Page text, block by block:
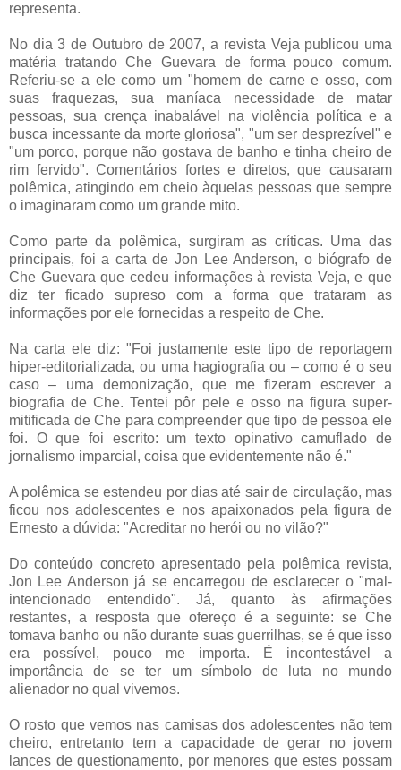
representa.
No dia 3 de Outubro de 2007, a revista Veja publicou uma
matéria tratando Che Guevara de forma pouco comum.
Referiu-se a ele como um "homem de carne e osso, com
suas fraquezas, sua maníaca necessidade de matar
pessoas, sua crença inabalável na violência política e a
busca incessante da morte gloriosa", "um ser desprezível" e
"um porco, porque não gostava de banho e tinha cheiro de
rim fervido". Comentários fortes e diretos, que causaram
polêmica, atingindo em cheio àquelas pessoas que sempre
o imaginaram como um grande mito.
Como parte da polêmica, surgiram as críticas. Uma das
principais, foi a carta de Jon Lee Anderson, o biógrafo de
Che Guevara que cedeu informações à revista Veja, e que
diz ter ficado supreso com a forma que trataram as
informações por ele fornecidas a respeito de Che.
Na carta ele diz: "Foi justamente este tipo de reportagem
hiper-editorializada, ou uma hagiografia ou – como é o seu
caso – uma demonização, que me fizeram escrever a
biografia de Che. Tentei pôr pele e osso na figura super-
mitificada de Che para compreender que tipo de pessoa ele
foi. O que foi escrito: um texto opinativo camuflado de
jornalismo imparcial, coisa que evidentemente não é."
A polêmica se estendeu por dias até sair de circulação, mas
ficou nos adolescentes e nos apaixonados pela figura de
Ernesto a dúvida: "Acreditar no herói ou no vilão?"
Do conteúdo concreto apresentado pela polêmica revista,
Jon Lee Anderson já se encarregou de esclarecer o "mal-
intencionado entendido". Já, quanto às afirmações
restantes, a resposta que ofereço é a seguinte: se Che
tomava banho ou não durante suas guerrilhas, se é que isso
era possível, pouco me importa. É incontestável a
importância de se ter um símbolo de luta no mundo
alienador no qual vivemos.
O rosto que vemos nas camisas dos adolescentes não tem
cheiro, entretanto tem a capacidade de gerar no jovem
lances de questionamento, por menores que estes possam